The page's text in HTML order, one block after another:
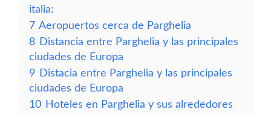
italia:
7 Aeropuertos cerca de Parghelia
8 Distancia entre Parghelia y las principales
ciudades de Europa
9 Distacia entre Parghelia y las principales
ciudades de Europa
10 Hoteles en Parghelia y sus alrededores